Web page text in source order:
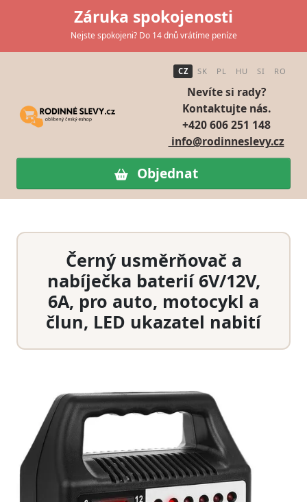
Záruka spokojenosti
Nejste spokojeni? Do 14 dnů vrátíme peníze
CZ SK PL HU SI RO
Nevíte si rady?
Kontaktujte nás.
+420 606 251 148
info@rodinneslevy.cz
Objednat
Černý usměrňovač a
nabíječka baterií 6V/12V,
6A, pro auto, motocykl a
člun, LED ukazatel nabití